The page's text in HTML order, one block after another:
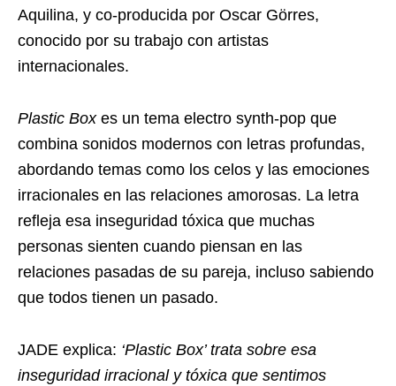
Aquilina, y co-producida por Oscar Görres,
conocido por su trabajo con artistas
internacionales.
Plastic Box es un tema electro synth-pop que
combina sonidos modernos con letras profundas,
abordando temas como los celos y las emociones
irracionales en las relaciones amorosas. La letra
refleja esa inseguridad tóxica que muchas
personas sienten cuando piensan en las
relaciones pasadas de su pareja, incluso sabiendo
que todos tienen un pasado.
JADE explica: ‘Plastic Box’ trata sobre esa
inseguridad irracional y tóxica que sentimos